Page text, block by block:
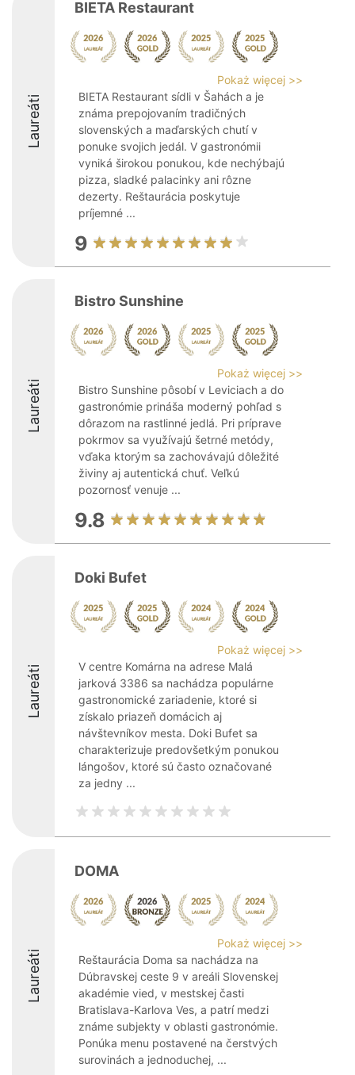
Laureáti
BIETA Restaurant
Pokaż więcej >>
BIETA Restaurant sídli v Šahách a je
známa prepojovaním tradičných
slovenských a maďarských chutí v
ponuke svojich jedál. V gastronómii
vyniká širokou ponukou, kde nechýbajú
pizza, sladké palacinky ani rôzne
dezerty. Reštaurácia poskytuje
príjemné ...
9
Laureáti
Bistro Sunshine
Pokaż więcej >>
Bistro Sunshine pôsobí v Leviciach a do
gastronómie prináša moderný pohľad s
dôrazom na rastlinné jedlá. Pri príprave
pokrmov sa využívajú šetrné metódy,
vďaka ktorým sa zachovávajú dôležité
živiny aj autentická chuť. Veľkú
pozornosť venuje ...
9.8
Laureáti
Doki Bufet
Pokaż więcej >>
V centre Komárna na adrese Malá
jarková 3386 sa nachádza populárne
gastronomické zariadenie, ktoré si
získalo priazeň domácich aj
návštevníkov mesta. Doki Bufet sa
charakterizuje predovšetkým ponukou
lángošov, ktoré sú často označované
za jedny ...
Laureáti
DOMA
Pokaż więcej >>
Reštaurácia Doma sa nachádza na
Dúbravskej ceste 9 v areáli Slovenskej
akadémie vied, v mestskej časti
Bratislava-Karlova Ves, a patrí medzi
známe subjekty v oblasti gastronómie.
Ponúka menu postavené na čerstvých
surovinách a jednoduchej, ...